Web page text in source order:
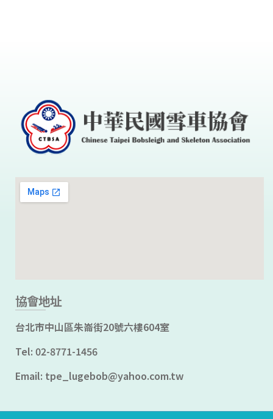
至
2
日
假
天
主
協會地址
台北市中山區朱崙街20號六樓604室
Tel: 02-8771-1456
Email: tpe_lugebob@yahoo.com.tw